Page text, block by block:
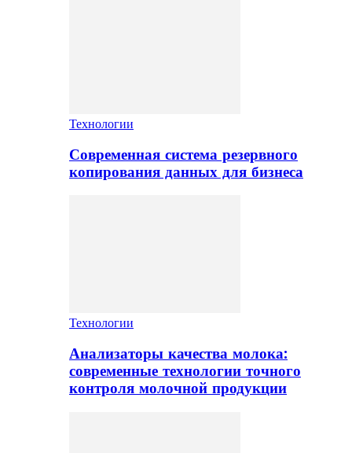
Технологии
Современная система резервного
копирования данных для бизнеса
Технологии
Анализаторы качества молока:
современные технологии точного
контроля молочной продукции